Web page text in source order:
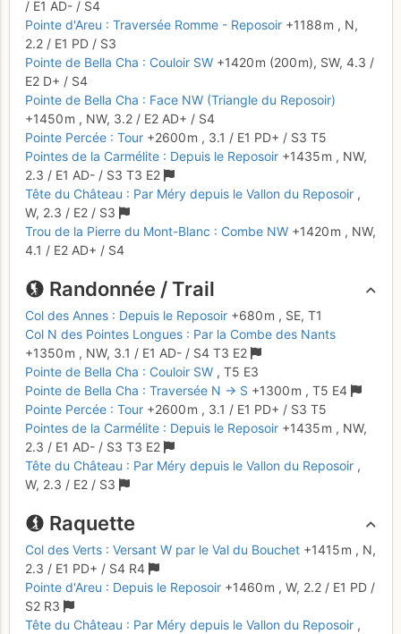
/ E1 AD- / S4
Pointe d'Areu : Traversée Romme - Reposoir +1188 m , N,
2.2 / E1 PD / S3
Pointe de Bella Cha : Couloir SW +1420 m (200 m), SW, 4.3 /
E2 D+ / S4
Pointe de Bella Cha : Face NW (Triangle du Reposoir)
+1450 m , NW, 3.2 / E2 AD+ / S4
Pointe Percée : Tour +2600 m , 3.1 / E1 PD+ / S3 T5
Pointes de la Carmélite : Depuis le Reposoir +1435 m , NW,
2.3 / E1 AD- / S3 T3 E2
Tête du Château : Par Méry depuis le Vallon du Reposoir ,
W, 2.3 / E2 / S3
Trou de la Pierre du Mont-Blanc : Combe NW +1420 m , NW,
4.1 / E2 AD+ / S4
Randonnée / Trail
Col des Annes : Depuis le Reposoir +680 m , SE, T1
Col N des Pointes Longues : Par la Combe des Nants
+1350 m , NW, 3.1 / E1 AD- / S4 T3 E2
Pointe de Bella Cha : Couloir SW , T5 E3
Pointe de Bella Cha : Traversée N → S +1300 m , T5 E4
Pointe Percée : Tour +2600 m , 3.1 / E1 PD+ / S3 T5
Pointes de la Carmélite : Depuis le Reposoir +1435 m , NW,
2.3 / E1 AD- / S3 T3 E2
Tête du Château : Par Méry depuis le Vallon du Reposoir ,
W, 2.3 / E2 / S3
Raquette
Col des Verts : Versant W par le Val du Bouchet +1415 m , N,
2.3 / E1 PD+ / S4 R4
Pointe d'Areu : Depuis le Reposoir +1460 m , W, 2.2 / E1 PD /
S2 R3
Tête du Château : Par Méry depuis le Vallon du Reposoir ,